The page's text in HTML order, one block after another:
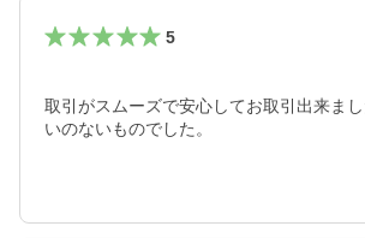
5
取引がスムーズで安心してお取引出来ま
いのないものでした。